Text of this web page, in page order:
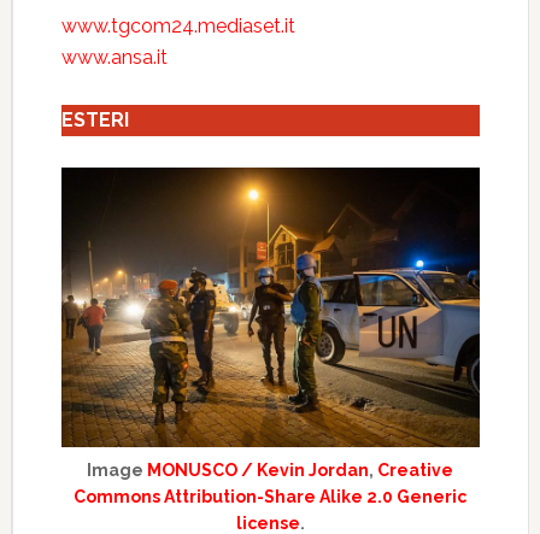
www.tgcom24.mediaset.it
www.ansa.it
ESTERI
Image MONUSCO / Kevin Jordan, Creative
Commons Attribution-Share Alike 2.0 Generic
license.